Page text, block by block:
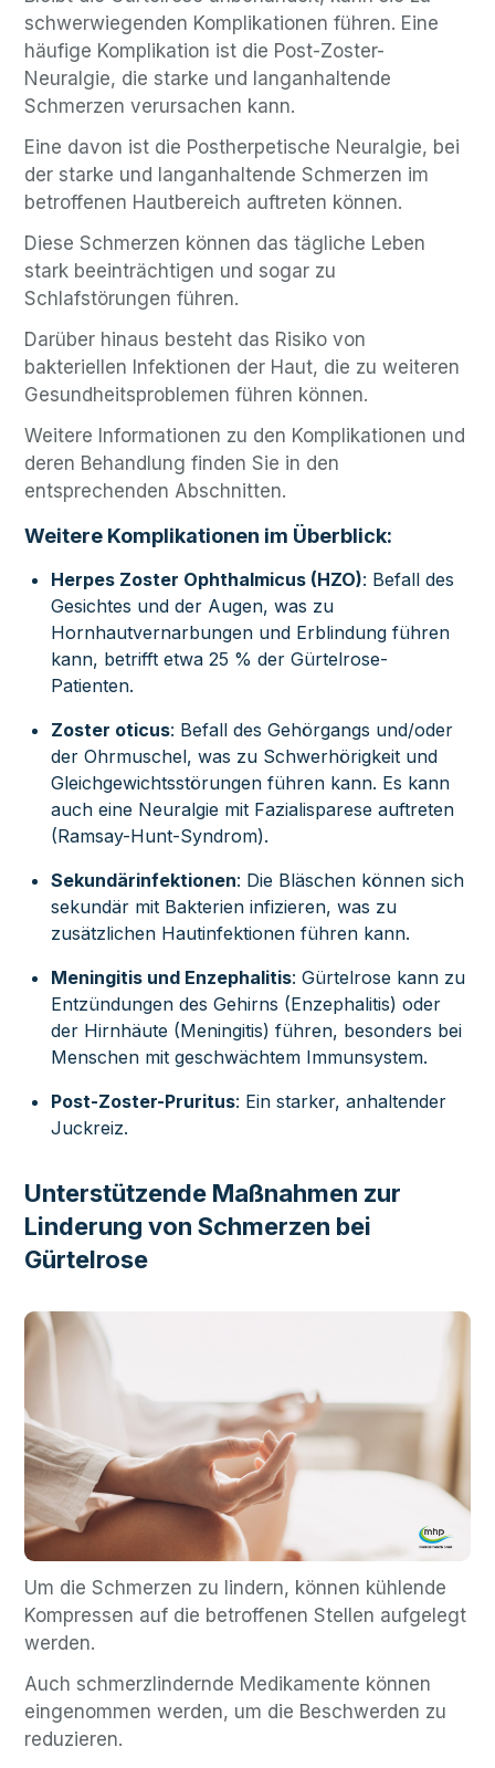
schwerwiegenden Komplikationen führen. Eine
häufige Komplikation ist die Post-Zoster-
Neuralgie, die starke und langanhaltende
Schmerzen verursachen kann.
Eine davon ist die Postherpetische Neuralgie, bei
der starke und langanhaltende Schmerzen im
betroffenen Hautbereich auftreten können.
Diese Schmerzen können das tägliche Leben
stark beeinträchtigen und sogar zu
Schlafstörungen führen.
Darüber hinaus besteht das Risiko von
bakteriellen Infektionen der Haut, die zu weiteren
Gesundheitsproblemen führen können.
Weitere Informationen zu den Komplikationen und
deren Behandlung finden Sie in den
entsprechenden Abschnitten.
Weitere Komplikationen im Überblick:
Herpes Zoster Ophthalmicus (HZO): Befall des
Gesichtes und der Augen, was zu
Hornhautvernarbungen und Erblindung führen
kann, betrifft etwa 25 % der Gürtelrose-
Patienten.
Zoster oticus: Befall des Gehörgangs und/oder
der Ohrmuschel, was zu Schwerhörigkeit und
Gleichgewichtsstörungen führen kann. Es kann
auch eine Neuralgie mit Fazialisparese auftreten
(Ramsay-Hunt-Syndrom).
Sekundärinfektionen: Die Bläschen können sich
sekundär mit Bakterien infizieren, was zu
zusätzlichen Hautinfektionen führen kann.
Meningitis und Enzephalitis: Gürtelrose kann zu
Entzündungen des Gehirns (Enzephalitis) oder
der Hirnhäute (Meningitis) führen, besonders bei
Menschen mit geschwächtem Immunsystem.
Post-Zoster-Pruritus: Ein starker, anhaltender
Juckreiz.
Unterstützende Maßnahmen zur
Linderung von Schmerzen bei
Gürtelrose
Um die Schmerzen zu lindern, können kühlende
Kompressen auf die betroffenen Stellen aufgelegt
werden.
Auch schmerzlindernde Medikamente können
eingenommen werden, um die Beschwerden zu
reduzieren.